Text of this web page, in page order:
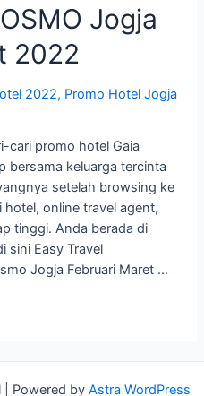
Jogja
2022
2022, Promo Hotel Jogja
cari promo hotel Gaia
bersama keluarga tercinta
setelah browsing ke
online travel agent,
tinggi. Anda berada di
sini Easy Travel
Jogja Februari Maret …
Powered by Astra WordPress